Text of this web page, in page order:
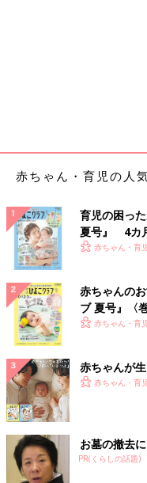
赤ちゃん・育児の人
育児の困っ
夏号』 4カ
いっぱい！
赤ちゃん・育
赤ちゃんの
ブ 夏号』〈
く！ おっぱ
赤ちゃん・育
赤ちゃんが
赤ちゃん・育
お墓の撤去
PR(くらしの話題)